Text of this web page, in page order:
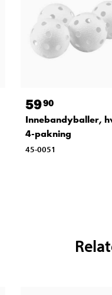
5990
Innebandyballer,
4-pakning
45-0051